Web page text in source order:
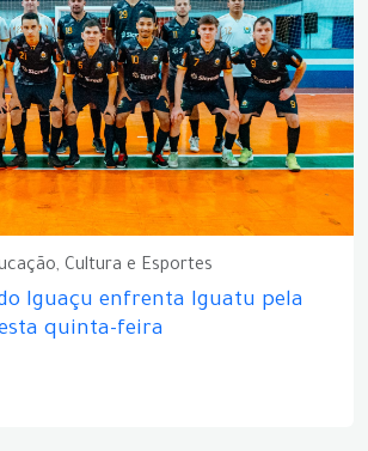
Cultura e Esportes
Iguaçu enfrenta Iguatu pela
quinta-feira